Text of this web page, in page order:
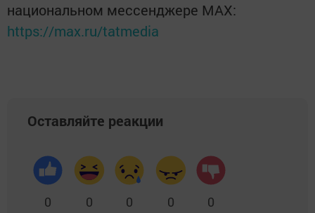
национальном мессенджере MАХ:
https://max.ru/tatmedia
Оставляйте реакции
0 0 0 0 0